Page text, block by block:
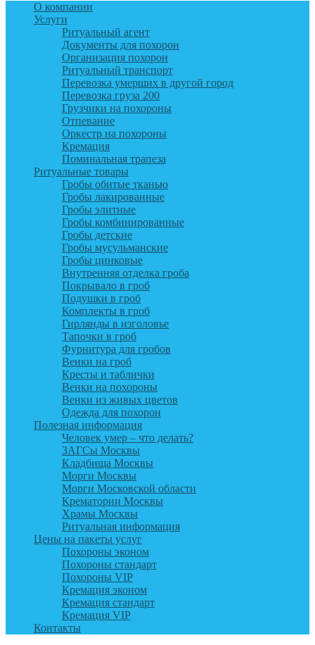
О компании
Услуги
Ритуальный агент
Документы для похорон
Организация похорон
Ритуальный транспорт
Перевозка умерших в другой город
Перевозка груза 200
Грузчики на похороны
Отпевание
Оркестр на похороны
Кремация
Поминальная трапеза
Ритуальные товары
Гробы обитые тканью
Гробы лакированные
Гробы элитные
Гробы комбинированные
Гробы детские
Гробы мусульманские
Гробы цинковые
Внутренняя отделка гроба
Покрывало в гроб
Подушки в гроб
Комплекты в гроб
Гирлянды в изголовье
Тапочки в гроб
Фурнитура для гробов
Венки на гроб
Кресты и таблички
Венки на похороны
Венки из живых цветов
Одежда для похорон
Полезная информация
Человек умер – что делать?
ЗАГСы Москвы
Кладбища Москвы
Морги Москвы
Морги Московской области
Крематории Москвы
Храмы Москвы
Ритуальная информация
Цены на пакеты услуг
Похороны эконом
Похороны стандарт
Похороны VIP
Кремация эконом
Кремация стандарт
Кремация VIP
Контакты